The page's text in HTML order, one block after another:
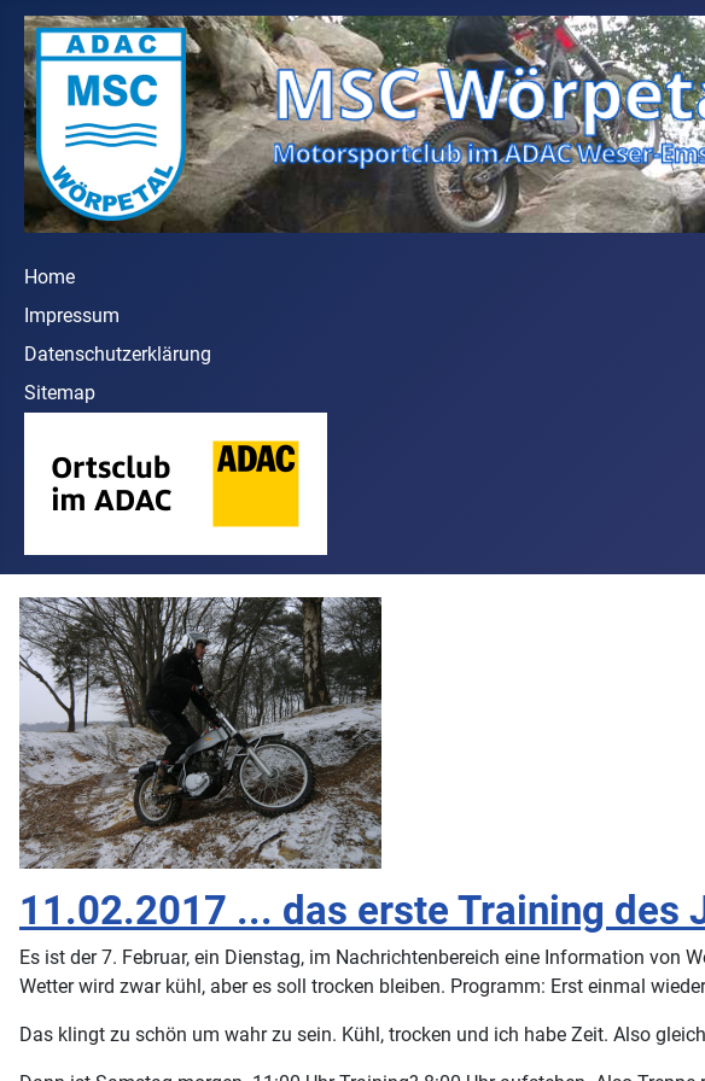
Home
Impressum
Datenschutzerklärung
Sitemap
11.02.2017 ... das erste Training des
Es ist der 7. Februar, ein Dienstag, im Nachrichtenbereich eine Information von
Wetter wird zwar kühl, aber es soll trocken bleiben. Programm: Erst einmal
Das klingt zu schön um wahr zu sein. Kühl, trocken und ich habe Zeit. Also